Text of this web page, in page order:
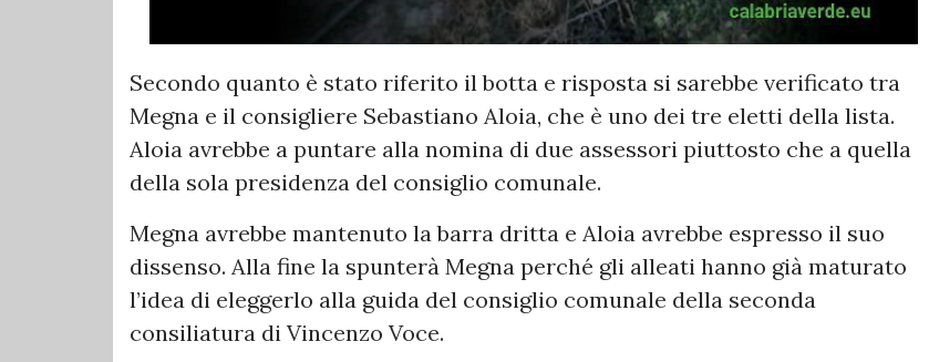
Secondo quanto è stato riferito il botta e risposta si sarebbe verificato tra
Megna e il consigliere Sebastiano Aloia, che è uno dei tre eletti della lista.
Aloia avrebbe a puntare alla nomina di due assessori piuttosto che a quella
della sola presidenza del consiglio comunale.
Megna avrebbe mantenuto la barra dritta e Aloia avrebbe espresso il suo
dissenso. Alla fine la spunterà Megna perché gli alleati hanno già maturato
l’idea di eleggerlo alla guida del consiglio comunale della seconda
consiliatura di Vincenzo Voce.